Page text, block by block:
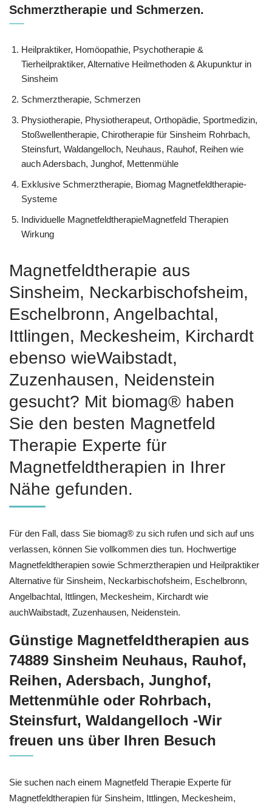
Schmerztherapie und Schmerzen.
Heilpraktiker, ‎Homöopathie, ‎Psychotherapie &
‎Tierheilpraktiker, Alternative Heilmethoden & Akupunktur in
Sinsheim
Schmerztherapie, Schmerzen
Physiotherapie, Physiotherapeut, Orthopädie, Sportmedizin,
Stoßwellentherapie, Chirotherapie für Sinsheim Rohrbach,
Steinsfurt, Waldangelloch, Neuhaus, Rauhof, Reihen wie
auch Adersbach, Junghof, Mettenmühle
Exklusive Schmerztherapie, Biomag Magnetfeldtherapie-
Systeme
Individuelle MagnetfeldtherapieMagnetfeld Therapien
Wirkung
Magnetfeldtherapie aus
Sinsheim, Neckarbischofsheim,
Eschelbronn, Angelbachtal,
Ittlingen, Meckesheim, Kirchardt
ebenso wieWaibstadt,
Zuzenhausen, Neidenstein
gesucht? Mit biomag® haben
Sie den besten Magnetfeld
Therapie Experte für
Magnetfeldtherapien in Ihrer
Nähe gefunden.
Für den Fall, dass Sie biomag® zu sich rufen und sich auf uns
verlassen, können Sie vollkommen dies tun. Hochwertige
Magnetfeldtherapien sowie Schmerztherapien und Heilpraktiker
Alternative für Sinsheim, Neckarbischofsheim, Eschelbronn,
Angelbachtal, Ittlingen, Meckesheim, Kirchardt wie
auchWaibstadt, Zuzenhausen, Neidenstein.
Günstige Magnetfeldtherapien aus
74889 Sinsheim Neuhaus, Rauhof,
Reihen, Adersbach, Junghof,
Mettenmühle oder Rohrbach,
Steinsfurt, Waldangelloch -Wir
freuen uns über Ihren Besuch
Sie suchen nach einem Magnetfeld Therapie Experte für
Magnetfeldtherapien für Sinsheim, Ittlingen, Meckesheim,